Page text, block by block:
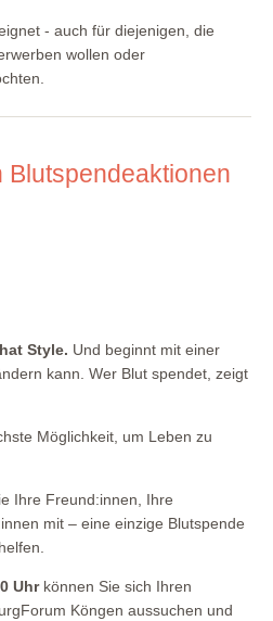
- auch für diejenigen, die
wollen oder
Blutspendeaktionen
Style. Und beginnt mit einer
kann. Wer Blut spendet, zeigt
Möglichkeit, um Leben zu
Ihre Freund:innen, Ihre
mit – eine einzige Blutspende
Uhrkönnen Sie sich Ihren
Köngen aussuchen und